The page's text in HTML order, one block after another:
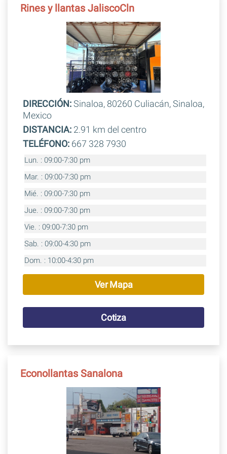
Rines y llantas JaliscoCln
DIRECCIÓN:Sinaloa, 80260 Culiacán, Sinaloa,
Mexico
DISTANCIA:2.91 km del centro
TELÉFONO:667 328 7930
Lun. : 09:00-7:30 pm
Mar. : 09:00-7:30 pm
Mié. : 09:00-7:30 pm
Jue. : 09:00-7:30 pm
Vie. : 09:00-7:30 pm
Sab. : 09:00-4:30 pm
Dom. : 10:00-4:30 pm
Ver Mapa
Cotiza
Econollantas Sanalona